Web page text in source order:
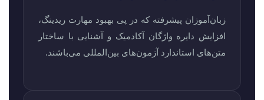
زبان‌آموزان پیشرفته که در پی بهبود مهارت ریدینگ،
افزایش دایره واژگان آکادمیک و آشنایی با ساختار
متن‌های استاندارد آزمون‌های بین‌المللی می‌باشند.